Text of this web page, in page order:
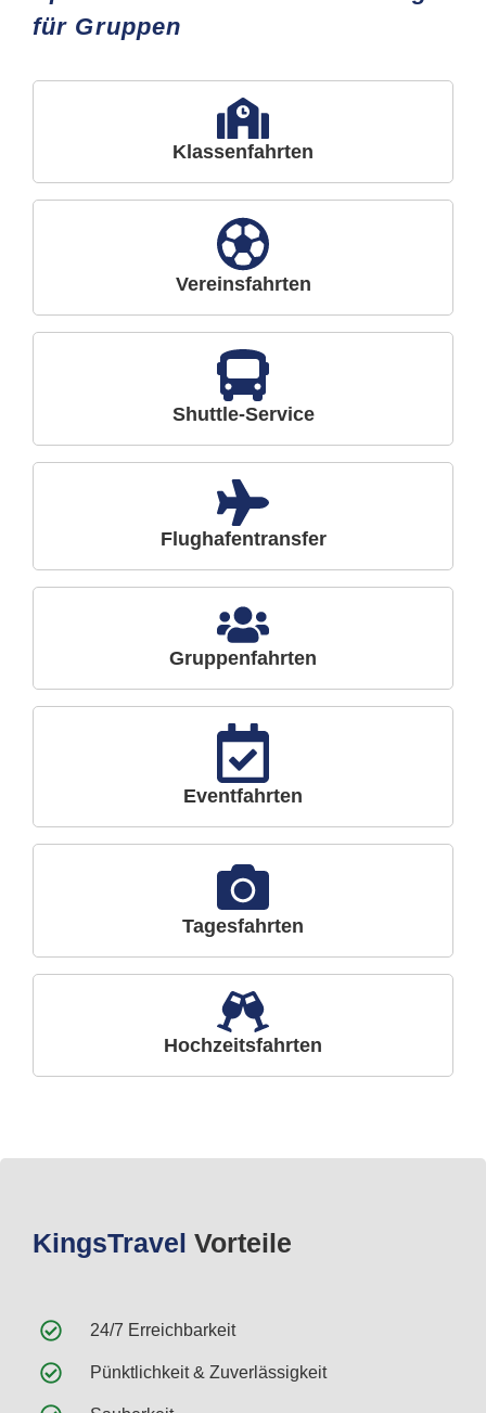
für Gruppen
Klassenfahrten
Vereinsfahrten
Shuttle-Service
Flughafentransfer
Gruppenfahrten
Eventfahrten
Tagesfahrten
Hochzeitsfahrten
KingsTravel Vorteile
24/7 Erreichbarkeit
Pünktlichkeit & Zuverlässigkeit